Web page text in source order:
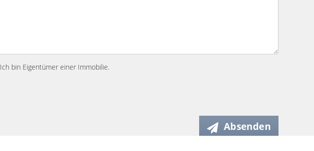
Ich bin Eigentümer einer Immobilie.
Absenden